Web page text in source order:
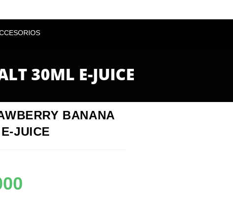
30ML E-JUICE
BANANA
JUICE